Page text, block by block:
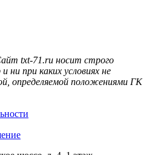
txt-71.ru носит строго
ни при каких условиях не
определяемой положениями ГК